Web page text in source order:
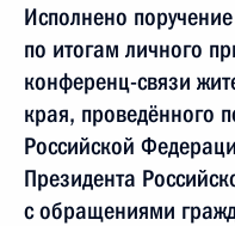
Исполнено
по итогам личного
конференц-связи
края, проведённого
Российской
Президента
с обращениями